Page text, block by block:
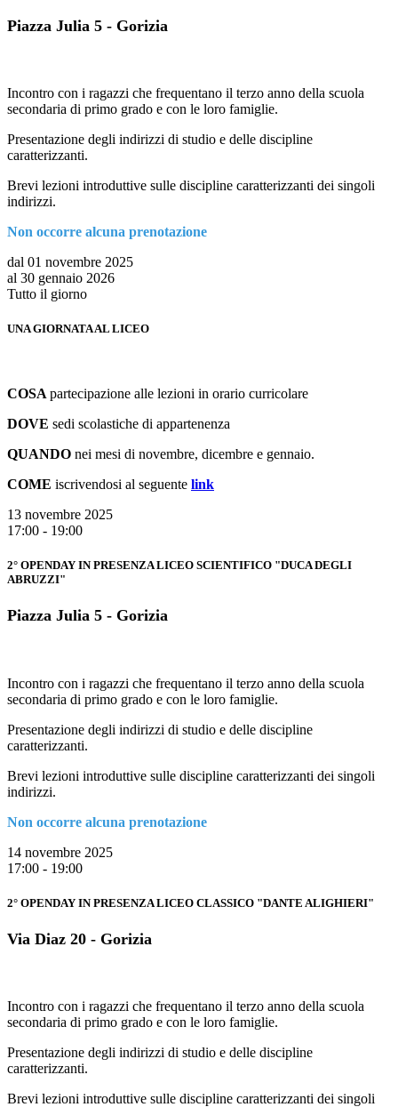
Piazza Julia 5 - Gorizia
Incontro con i ragazzi che frequentano il terzo anno della scuola
secondaria di primo grado e con le loro famiglie.
Presentazione degli indirizzi di studio e delle discipline
caratterizzanti.
Brevi lezioni introduttive sulle discipline caratterizzanti dei singoli
indirizzi.
Non occorre alcuna prenotazione
dal 01 novembre 2025
al 30 gennaio 2026
Tutto il giorno
UNA GIORNATA AL LICEO
COSA partecipazione alle lezioni in orario curricolare
DOVE sedi scolastiche di appartenenza
QUANDO nei mesi di novembre, dicembre e gennaio.
COME iscrivendosi al seguente link
13 novembre 2025
17:00 - 19:00
2° OPENDAY IN PRESENZA LICEO SCIENTIFICO "DUCA DEGLI
ABRUZZI"
Piazza Julia 5 - Gorizia
Incontro con i ragazzi che frequentano il terzo anno della scuola
secondaria di primo grado e con le loro famiglie.
Presentazione degli indirizzi di studio e delle discipline
caratterizzanti.
Brevi lezioni introduttive sulle discipline caratterizzanti dei singoli
indirizzi.
Non occorre alcuna prenotazione
14 novembre 2025
17:00 - 19:00
2° OPENDAY IN PRESENZA LICEO CLASSICO "DANTE ALIGHIERI"
Via Diaz 20 - Gorizia
Incontro con i ragazzi che frequentano il terzo anno della scuola
secondaria di primo grado e con le loro famiglie.
Presentazione degli indirizzi di studio e delle discipline
caratterizzanti.
Brevi lezioni introduttive sulle discipline caratterizzanti dei singoli